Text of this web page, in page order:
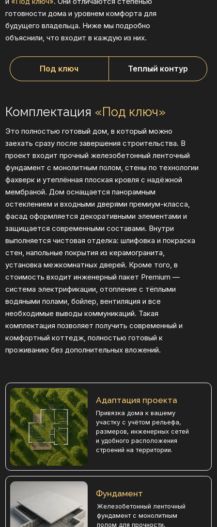
Под ключ Теплый контур
Это полностью готовый дом, в который можно
заехать сразу после завершения строительства. В
проект входит прочный железобетонный ленточный
фундамент с монолитным полом, стены по технологии
мембраной. Дом оснащается панорамным
остеклением и входными дверями премиум-класса,
выполняется чистовая отделка: шлифовка и покраска
стен, напольные покрытия из керамогранита,
установка межкомнатных дверей. Кроме того, в
стоимость входит инженерный пакет Premium —
система электрификации, отопление с тёплыми
водяными полами, бойлер, вентиляция и все
необходимые выводы коммуникаций. Такая
комплектация позволяет получить современный и
проживанию без дополнительных вложений.
Адаптация проекта
Привязка дома к вашему
участку с учётом рельефа,
размеров, инженерных сетей
строений на территории.
долговечности и надёжной
Стены
Стены из премиального
клеeного бруса сечения
балки и стропила из
Кровля